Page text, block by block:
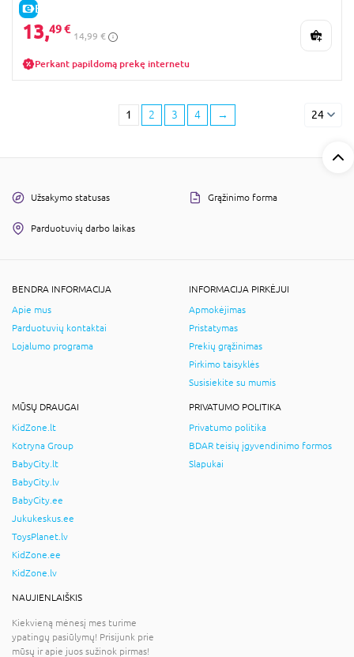
E-KAINA
13,49 €
14,99 €
Perkant papildomą prekę internetu
1 2 3 4 → 24
Užsakymo statusas Grąžinimo forma
Parduotuvių darbo laikas
BENDRA INFORMACIJA
Apie mus
Parduotuvių kontaktai
Lojalumo programa
INFORMACIJA PIRKĖJUI
Apmokėjimas
Pristatymas
Prekių grąžinimas
Pirkimo taisyklės
Susisiekite su mumis
MŪSŲ DRAUGAI
KidZone.lt
Kotryna Group
BabyCity.lt
BabyCity.lv
BabyCity.ee
Jukukeskus.ee
ToysPlanet.lv
KidZone.ee
KidZone.lv
PRIVATUMO POLITIKA
Privatumo politika
BDAR teisių įgyvendinimo formos
Slapukai
NAUJIENLAIŠKIS
Kiekvieną mėnesį mes turime
ypatingų pasiūlymų! Prisijunk prie
mūsų ir apie juos sužinok pirmas!